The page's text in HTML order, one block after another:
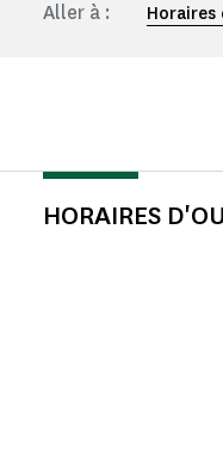
Aller à : Horaires
HORAIRES